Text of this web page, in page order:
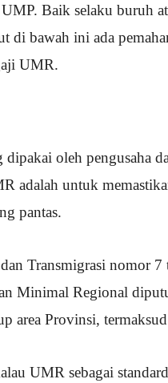
Baik selaku buruh
di bawah ini ada
UMR.
oleh pengusaha
adalah untuk
pantas.
Transmigrasi nomor 7
Minimal Regional
area Provinsi,
UMR sebagai